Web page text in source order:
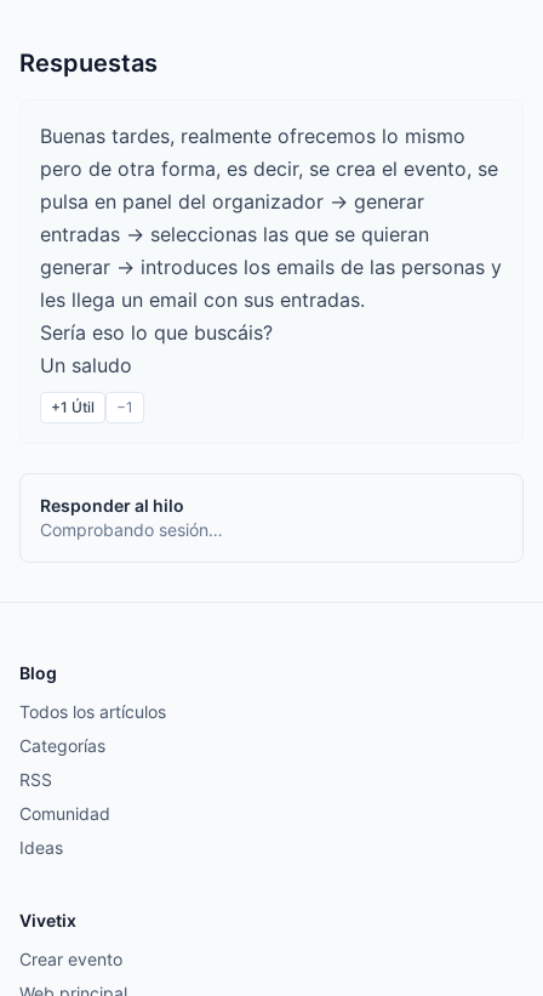
Respuestas
Buenas tardes, realmente ofrecemos lo mismo
pero de otra forma, es decir, se crea el evento, se
pulsa en panel del organizador -> generar
entradas -> seleccionas las que se quieran
generar -> introduces los emails de las personas y
les llega un email con sus entradas.
Sería eso lo que buscáis?
Un saludo
+1 Útil −1
Responder al hilo
Comprobando sesión…
Blog
Todos los artículos
Categorías
RSS
Comunidad
Ideas
Vivetix
Crear evento